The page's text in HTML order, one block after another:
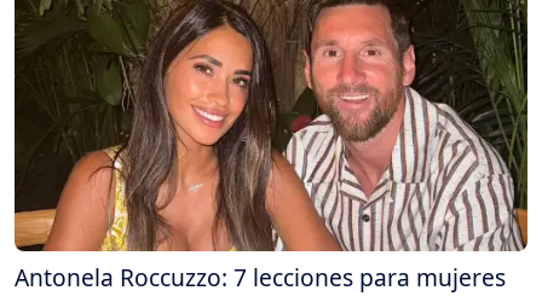
Antonela Roccuzzo: 7 lecciones para mujeres